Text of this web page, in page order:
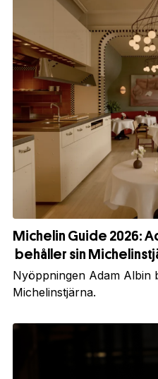
Michelin Guide 2026:
behåller sin
Nyöppningen Adam Albin
Michelinstjärna.